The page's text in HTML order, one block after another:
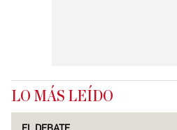
LO MÁS LEÍDO